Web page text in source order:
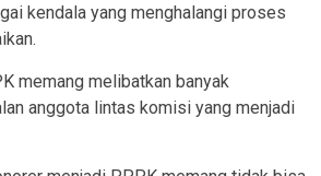
kendala yang menghalangi proses
memang melibatkan banyak
anggota lintas komisi yang menjadi